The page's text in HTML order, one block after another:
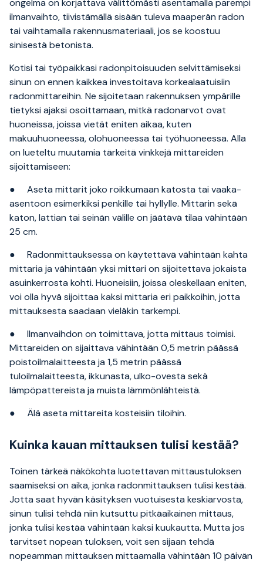
ongelma on korjattava välittömästi asentamalla parempi
ilmanvaihto, tiivistämällä sisään tuleva maaperän radon
tai vaihtamalla rakennusmateriaali, jos se koostuu
sinisestä betonista.
Kotisi tai työpaikkasi radonpitoisuuden selvittämiseksi
sinun on ennen kaikkea investoitava korkealaatuisiin
radonmittareihin. Ne sijoitetaan rakennuksen ympärille
tietyksi ajaksi osoittamaan, mitkä radonarvot ovat
huoneissa, joissa vietät eniten aikaa, kuten
makuuhuoneessa, olohuoneessa tai työhuoneessa. Alla
on lueteltu muutamia tärkeitä vinkkejä mittareiden
sijoittamiseen:
● Aseta mittarit joko roikkumaan katosta tai vaaka-
asentoon esimerkiksi penkille tai hyllylle. Mittarin sekä
katon, lattian tai seinän välille on jäätävä tilaa vähintään
25 cm.
● Radonmittauksessa on käytettävä vähintään kahta
mittaria ja vähintään yksi mittari on sijoitettava jokaista
asuinkerrosta kohti. Huoneisiin, joissa oleskellaan eniten,
voi olla hyvä sijoittaa kaksi mittaria eri paikkoihin, jotta
mittauksesta saadaan vieläkin tarkempi.
● Ilmanvaihdon on toimittava, jotta mittaus toimisi.
Mittareiden on sijaittava vähintään 0,5 metrin päässä
poistoilmalaitteesta ja 1,5 metrin päässä
tuloilmalaitteesta, ikkunasta, ulko-ovesta sekä
lämpöpattereista ja muista lämmönlähteistä.
● Älä aseta mittareita kosteisiin tiloihin.
Kuinka kauan mittauksen tulisi kestää?
Toinen tärkeä näkökohta luotettavan mittaustuloksen
saamiseksi on aika, jonka radonmittauksen tulisi kestää.
Jotta saat hyvän käsityksen vuotuisesta keskiarvosta,
sinun tulisi tehdä niin kutsuttu pitkäaikainen mittaus,
jonka tulisi kestää vähintään kaksi kuukautta. Mutta jos
tarvitset nopean tuloksen, voit sen sijaan tehdä
nopeamman mittauksen mittaamalla vähintään 10 päivän